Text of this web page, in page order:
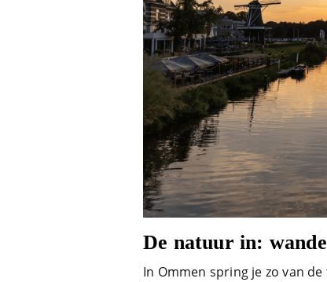
De natuur in:
In Ommen spring je zo van